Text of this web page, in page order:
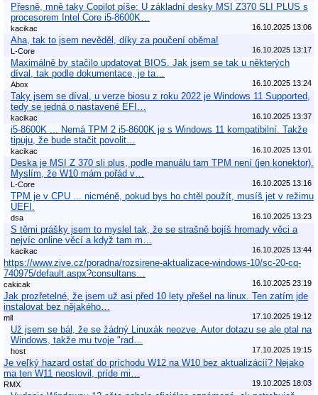
Přesně, mně taky Copilot píše: U základní desky MSI Z370 SLI PLUS s
procesorem Intel Core i5-8600K…
kacikac 16.10.2025 13:06
Aha, tak to jsem nevěděl, díky za poučení oběma!
L-Core 16.10.2025 13:17
Maximálně by stačilo updatovat BIOS. Jak jsem se tak u některých
díval, tak podle dokumentace, je ta…
Abox 16.10.2025 13:24
Taky jsem se díval, u verze biosu z roku 2022 je Windows 11 Supported,
tedy se jedná o nastavené EFI…
kacikac 16.10.2025 13:37
i5-8600K ... Nemá TPM 2 i5-8600K je s Windows 11 kompatibilní. Takže
tipuju, že bude stačit povolit…
kacikac 16.10.2025 13:01
Deska je MSI Z 370 sli plus, podle manuálu tam TPM není (jen konektor).
Myslím, že W10 mám pořád v…
L-Core 16.10.2025 13:16
TPM je v CPU ... nicméně, pokud bys ho chtěl použít, musíš jet v režimu
UEFI.
dsa 16.10.2025 13:23
S těmi prášky jsem to myslel tak, že se strašně bojíš hromady věci a
nejvíc online věcí a když tam m…
kacikac 16.10.2025 13:44
https://www.zive.cz/poradna/rozsirene-aktualizace-windows-10/sc-20-cq-
740975/default.aspx?consultans…
cakicak 16.10.2025 23:19
Jak prozřetelné, že jsem už asi před 10 lety přešel na linux. Ten zatím jde
instalovat bez nějakého…
mll 17.10.2025 19:12
Už jsem se bál, že se žádný Linuxák neozve. Autor dotazu se ale ptal na
Windows, takže mu tvoje "rad…
host 17.10.2025 19:15
Je veľký hazard ostať do príchodu W12 na W10 bez aktualizácií? Nejako
ma ten W11 neoslovil, príde mi…
RMX 19.10.2025 18:03